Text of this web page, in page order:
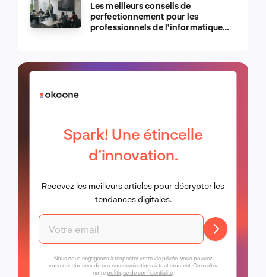
Les meilleurs conseils de
perfectionnement pour les
professionnels de l’informatique
Spark! Une étincelle
d’innovation.
Recevez les meilleurs articles pour décrypter les
tendances digitales.
Nous nous engageons à respecter votre vie privée. Vous pouvez
vous désabonner de ces communications à tout moment. Consultez
notrepolitique de confidentialité.